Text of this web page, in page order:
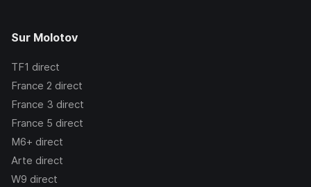
Sur Molotov
TF1 direct
France 2 direct
France 3 direct
France 5 direct
M6+ direct
Arte direct
W9 direct